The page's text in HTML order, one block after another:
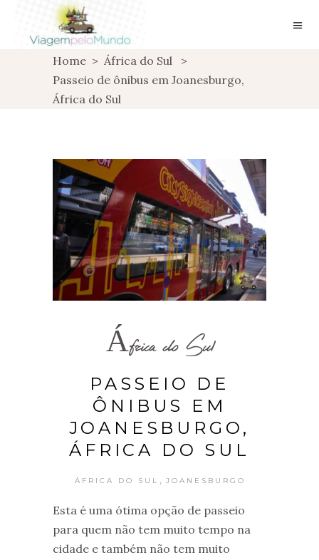
Home > África do Sul
>
Passeio de ônibus em Joanesburgo,
África do Sul
África do Sul
PASSEIO DE
ÔNIBUS EM
JOANESBURGO,
ÁFRICA DO SUL
ÁFRICA DO SUL , JOANESBURGO
Esta é uma ótima opção de passeio
para quem não tem muito tempo na
cidade e também não tem muito